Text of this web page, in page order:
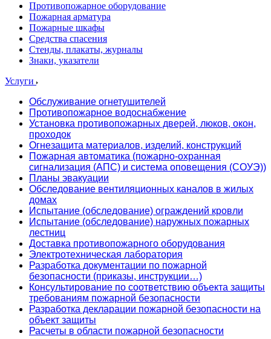
Противопожарное оборудование
Пожарная арматура
Пожарные шкафы
Средства спасения
Стенды, плакаты, журналы
Знаки, указатели
Услуги
Обслуживание огнетушителей
Противопожарное водоснабжение
Установка противопожарных дверей, люков, окон,
проходок
Огнезащита материалов, изделий, конструкций
Пожарная автоматика (пожарно-охранная
сигнализация (АПС) и система оповещения (СОУЭ))
Планы эвакуации
Обследование вентиляционных каналов в жилых
домах
Испытание (обследование) ограждений кровли
Испытание (обследование) наружных пожарных
лестниц
Доставка противопожарного оборудования
Электротехническая лаборатория
Разработка документации по пожарной
безопасности (приказы, инструкции…)
Консультирование по соответствию объекта защиты
требованиям пожарной безопасности
Разработка декларации пожарной безопасности на
объект защиты
Расчеты в области пожарной безопасности